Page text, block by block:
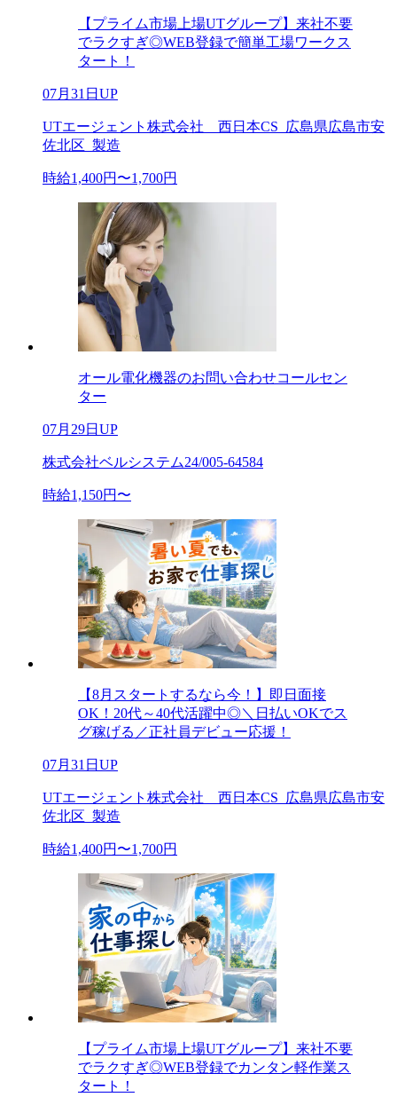
【プライム市場上場UTグループ】来社不要
でラクすぎ◎WEB登録で簡単工場ワークス
タート！
07月31日UP
UTエージェント株式会社 西日本CS_広島県広島市安
佐北区_製造
時給1,400円〜1,700円
オール電化機器のお問い合わせコールセン
ター
07月29日UP
株式会社ベルシステム24/005-64584
時給1,150円〜
【8月スタートするなら今！】即日面接
OK！20代～40代活躍中◎＼日払いOKでス
グ稼げる／正社員デビュー応援！
07月31日UP
UTエージェント株式会社 西日本CS_広島県広島市安
佐北区_製造
時給1,400円〜1,700円
【プライム市場上場UTグループ】来社不要
でラクすぎ◎WEB登録でカンタン軽作業ス
タート！